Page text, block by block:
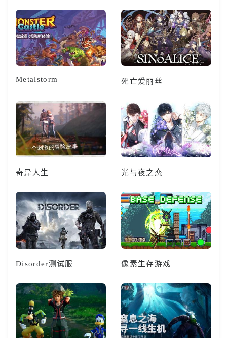
Metalstorm 死亡爱丽丝
奇异人生 光与夜之恋
Disorder测试服 像素生存游戏